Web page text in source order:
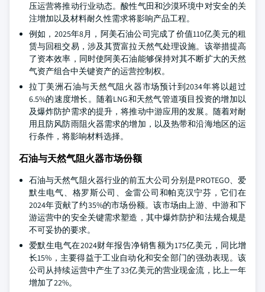
压运营将推动行业动态。酸性气田和沙漠环境中对安全的关
注增加以及材料耐久性需求将影响产品工程。
例如，2025年8月，阿美石油公司完成了价值110亿美元的租
赁与回租交易，涉及其贾富拉天然气处理设施。该举措提高
了资本效率，同时使阿美石油能够保持对其不断扩大的天然
气资产组合中关键资产的运营控制权。
拉丁美洲石油与天然气阻火器市场预计到2034年将以超过
6.5%的速度增长。随着LNG和天然气管道项目投资的增加以
及爆炸防护需求的提升，将推动中游应用的发展。随着对耐
用且防风防雨阻火器需求的增加，以及热带和沿海地区的运
行条件，将影响材料选择。
石油与天然气阻火器市场份额
石油与天然气阻火器行业的前五大公司分别是PROTEGO、爱
默生电气、格罗斯公司、金雷公司和帕克汉宁芬，它们在
2024年贡献了约35%的市场份额。该市场由上游、中游和下
游运营中的安全关键需求塑造，其中爆炸防护和法规合规是
不可妥协的要求。
爱默生电气在2024财年报告净销售额为175亿美元，同比增
长15%，主要得益于工业自动化和安全部门的强劲表现。该
公司从持续运营中产生了33亿美元的营业现金流，比上一年
增加了22%。